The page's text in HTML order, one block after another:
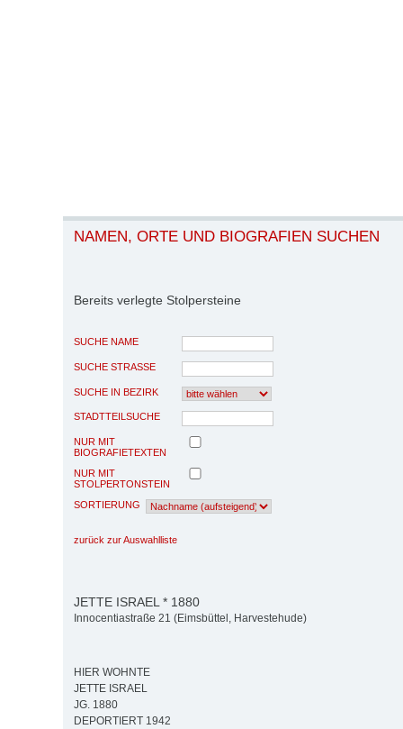
NAMEN, ORTE UND BIOGRAFIEN SUCHEN
Bereits verlegte Stolpersteine
SUCHE NAME
SUCHE STRASSE
SUCHE IN BEZIRK
STADTTEILSUCHE
NUR MIT
BIOGRAFIETEXTEN
NUR MIT
STOLPERTONSTEIN
SORTIERUNG
zurück zur Auswahlliste
JETTE ISRAEL * 1880
Innocentiastraße 21 (Eimsbüttel, Harvestehude)
HIER WOHNTE
JETTE ISRAEL
JG. 1880
DEPORTIERT 1942